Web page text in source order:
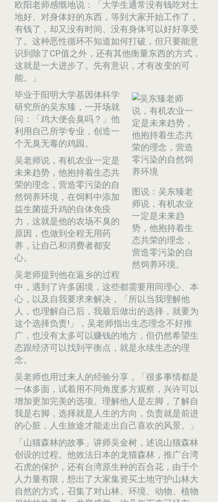
欧阳老师感慨地说：「大学生通常没有钱吃对土
地好、对身体好的东西，等到大家开始工作了，
有钱了，却又没有时间、没有身体可以好好享受
了。这种恶性循环不知道如何打破，但只要能意
识到除了CP值之外，还有其他衡量东西的方式，
这就是一大进步了。先有意识，才有改变的可
能。」
图说：吴东臻老
师说，有机农业
一定是未来趋
势，他抱持着生
态共荣的理念，
营造零污染的自
然饲养环境。
毕业于阳明大学基因体科学
研究所的吴东臻，一开场就
问：「鸡大便会臭吗？」他
利用自己所学专业，创造一
个无臭无毒的鸡园。
吴老师说，有机农业一定是
未来趋势，他抱持着生态共
荣的理念，营造零污染的自
然饲养环境，在饲料中添加
益生菌提升鸡的自体免疫
力，这就是他的农场不臭的
原因，也做到全程无用药
养，让自己和消费者都安
心。
吴老师提到他在返乡的过程
中，遇到了许多困境，这些都需要用同理心、本
心，以及自我要求来解决，「所以当我理解他
人，也理解自己后，我最后做出的选择，就要为
这个选择负责!」，吴老师指出生态理念不好推
广，也没有太多可以赚钱的地方，但仍然希望生
态跟经济可以找到平衡点，就是永续生态的理
念。
吴老师也用过来人的经验分享，「很多事情都是
一体多面，试着用不同角度多方观察，兴许可以
增加更加完美的选项。理解他人是左脚，了解自
我是右脚，选择就是人生的方向，负责就是前进
的心脏，人生旅途才能走出自己喜欢的风景。」
「山猫森林的故事」讲师吴金树，述说山猫森林
创设的过程。他效法日本的龙猫森林，推广台湾
石虎的保护，还有台湾原生种的百合花，由于个
人力量有限，想出了大家集资买土地守护山林大
自然的方式，召集了对山林、环境、动物、植物